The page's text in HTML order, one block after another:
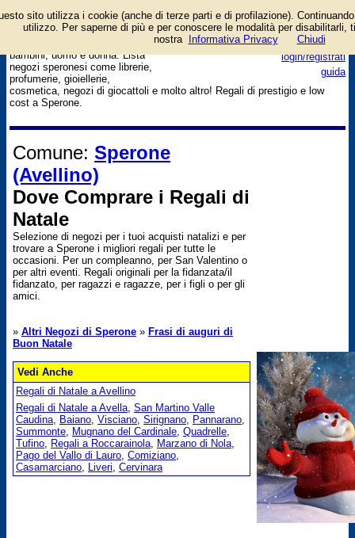
login/registrati
guida
Dove trovare idee regalo per
natale e per altre occasioni.
Per lui e per lei, per grandi e
bambini, uomo e donna. Lista
negozi speronesi come librerie,
profumerie, gioiellerie,
cosmetica, negozi di giocattoli e molto altro! Regali di prestigio e low
cost a Sperone.
Comune: Sperone
(Avellino)
Dove Comprare i Regali di
Natale
Selezione di negozi per i tuoi acquisti natalizi e per
trovare a Sperone i migliori regali per tutte le
occasioni. Per un compleanno, per San Valentino o
per altri eventi. Regali originali per la fidanzata/il
fidanzato, per ragazzi e ragazze, per i figli o per gli
amici.
» Altri Negozi di Sperone » Frasi di auguri di
Buon Natale
Vedi Anche
Regali di Natale a Avellino
Regali di Natale a Avella, San Martino Valle
Caudina, Baiano, Visciano, Sirignano, Pannarano,
Summonte, Mugnano del Cardinale, Quadrelle,
Tufino, Regali a Roccarainola, Marzano di Nola,
Pago del Vallo di Lauro, Comiziano,
Casamarciano, Liveri, Cervinara
sito utilizza i cookie (anche di terze parti e di profilazione).
utilizzo. Per saperne di più e per conoscere le modalità per disabilitarli,
nostra
Informativa Privacy Chiudi